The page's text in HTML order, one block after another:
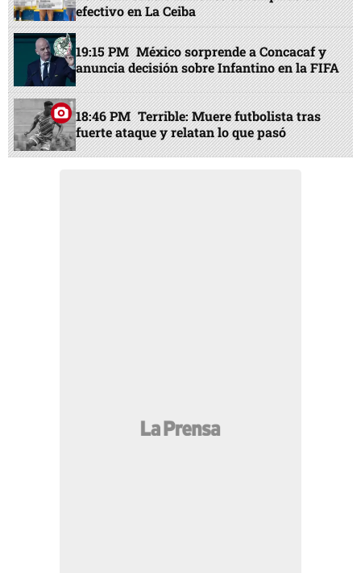
efectivo en La Ceiba
19:15 PM México sorprende a Concacaf y
anuncia decisión sobre Infantino en la FIFA
18:46 PM Terrible: Muere futbolista tras
fuerte ataque y relatan lo que pasó